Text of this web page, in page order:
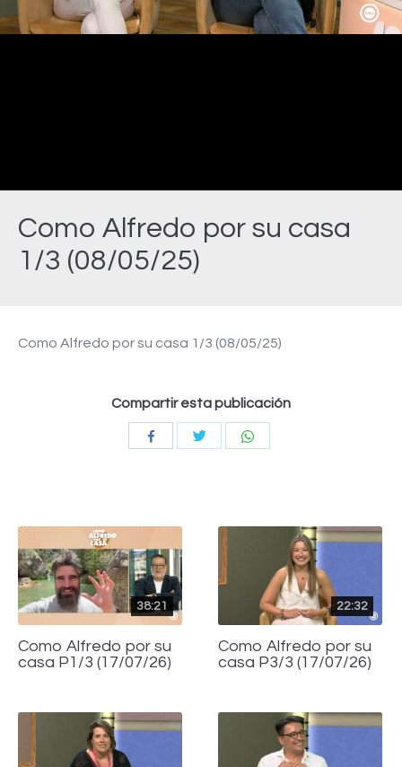
Como Alfredo por su casa
1/3 (08/05/25)
Video
Como Alfredo por su casa 1/3 (08/05/25)
Compartir esta publicación
CompartirCompartir
38:21
Como Alfredo por su
casa P1/3 (17/07/26)
22:32
Como Alfredo por su
casa P3/3 (17/07/26)